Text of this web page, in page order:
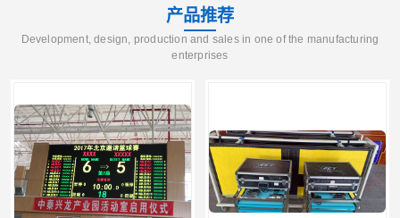
产品推荐
Development, design, production and sales in one of the manufacturing
enterprises